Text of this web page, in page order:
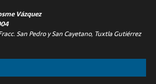
Vázquez
San Pedro y San Cayetano, Tuxtla Gutiérrez